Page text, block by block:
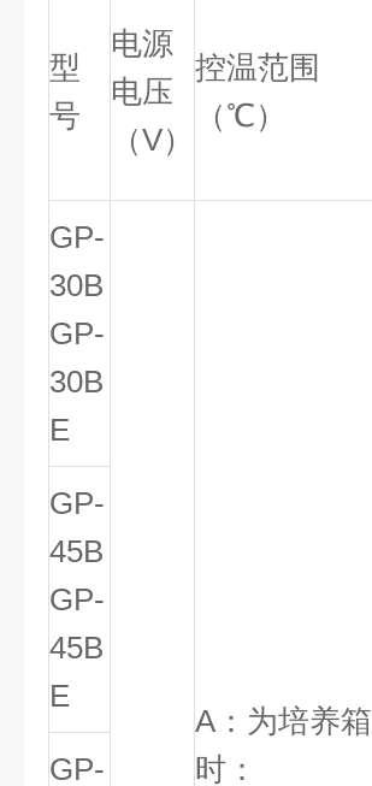
型
号
电源
电压
（V）
控温范围
（℃）
GP-
30B
GP-
30B
E
A：为培养箱
时：
GP-
45B
GP-
45B
E
GP-